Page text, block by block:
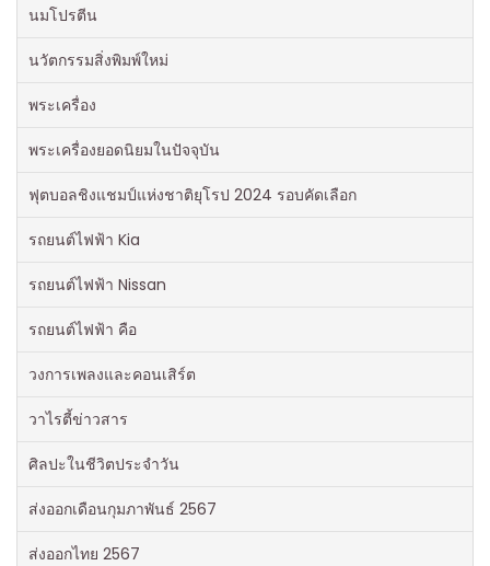
นมโปรตีน
นวัตกรรมสิ่งพิมพ์ใหม่
พระเครื่อง
พระเครื่องยอดนิยมในปัจจุบัน
ฟุตบอลชิงแชมป์แห่งชาติยุโรป 2024 รอบคัดเลือก
รถยนต์ไฟฟ้า Kia
รถยนต์ไฟฟ้า Nissan
รถยนต์ไฟฟ้า คือ
วงการเพลงและคอนเสิร์ต
วาไรตี้ข่าวสาร
ศิลปะในชีวิตประจำวัน
ส่งออกเดือนกุมภาพันธ์ 2567
ส่งออกไทย 2567